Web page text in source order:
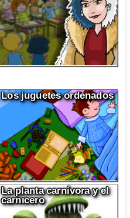
Los juguetes ordenados
La planta carnívora y el
carnicero